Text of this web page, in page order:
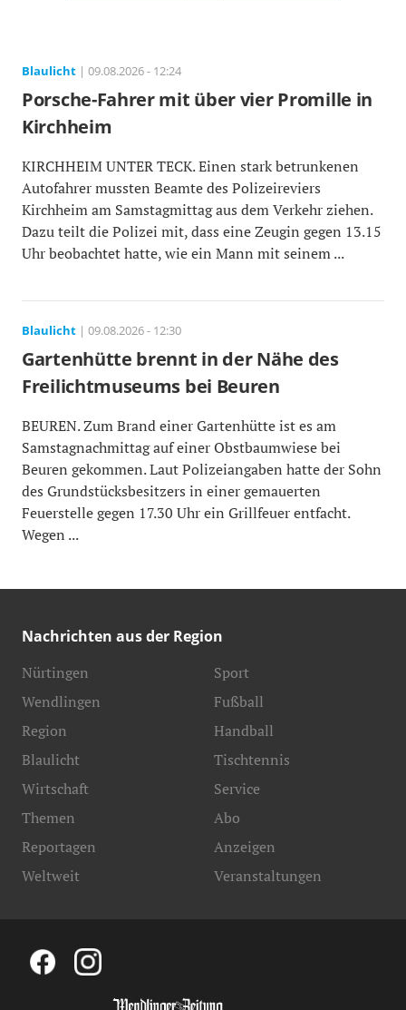
Blaulicht | 09.08.2026 - 12:24
Porsche-Fahrer mit über vier Promille in
Kirchheim
KIRCHHEIM UNTER TECK. Einen stark betrunkenen
Autofahrer mussten Beamte des Polizeireviers
Kirchheim am Samstagmittag aus dem Verkehr ziehen.
Dazu teilt die Polizei mit, dass eine Zeugin gegen 13.15
Uhr beobachtet hatte, wie ein Mann mit seinem ...
Blaulicht | 09.08.2026 - 12:30
Gartenhütte brennt in der Nähe des
Freilichtmuseums bei Beuren
BEUREN. Zum Brand einer Gartenhütte ist es am
Samstagnachmittag auf einer Obstbaumwiese bei
Beuren gekommen. Laut Polizeiangaben hatte der Sohn
des Grundstücksbesitzers in einer gemauerten
Feuerstelle gegen 17.30 Uhr ein Grillfeuer entfacht.
Wegen ...
Nachrichten aus der Region
Nürtingen
Wendlingen
Region
Blaulicht
Sport
Fußball
Handball
Tischtennis
Wirtschaft
Themen
Reportagen
Weltweit
Service
Abo
Anzeigen
Veranstaltungen